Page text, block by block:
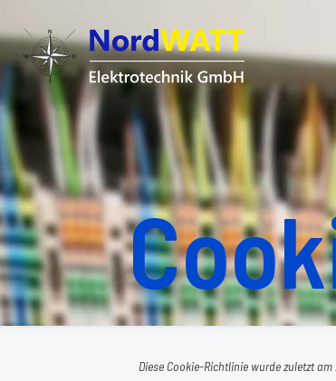
Diese Cookie-Richtlinie wurde zuletzt